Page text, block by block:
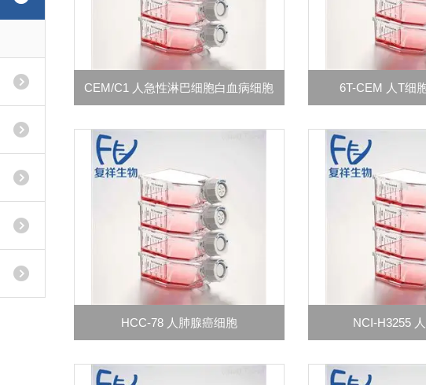
CEM/C1 人急性淋巴细胞白血病细胞 6T-CEM 人T细
HCC-78 人肺腺癌细胞 NCI-H3255